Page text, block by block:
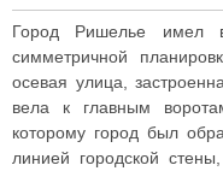
Город Ришелье имел
симметричной
осевая улица,
вела к главным
которому город был
линией городской